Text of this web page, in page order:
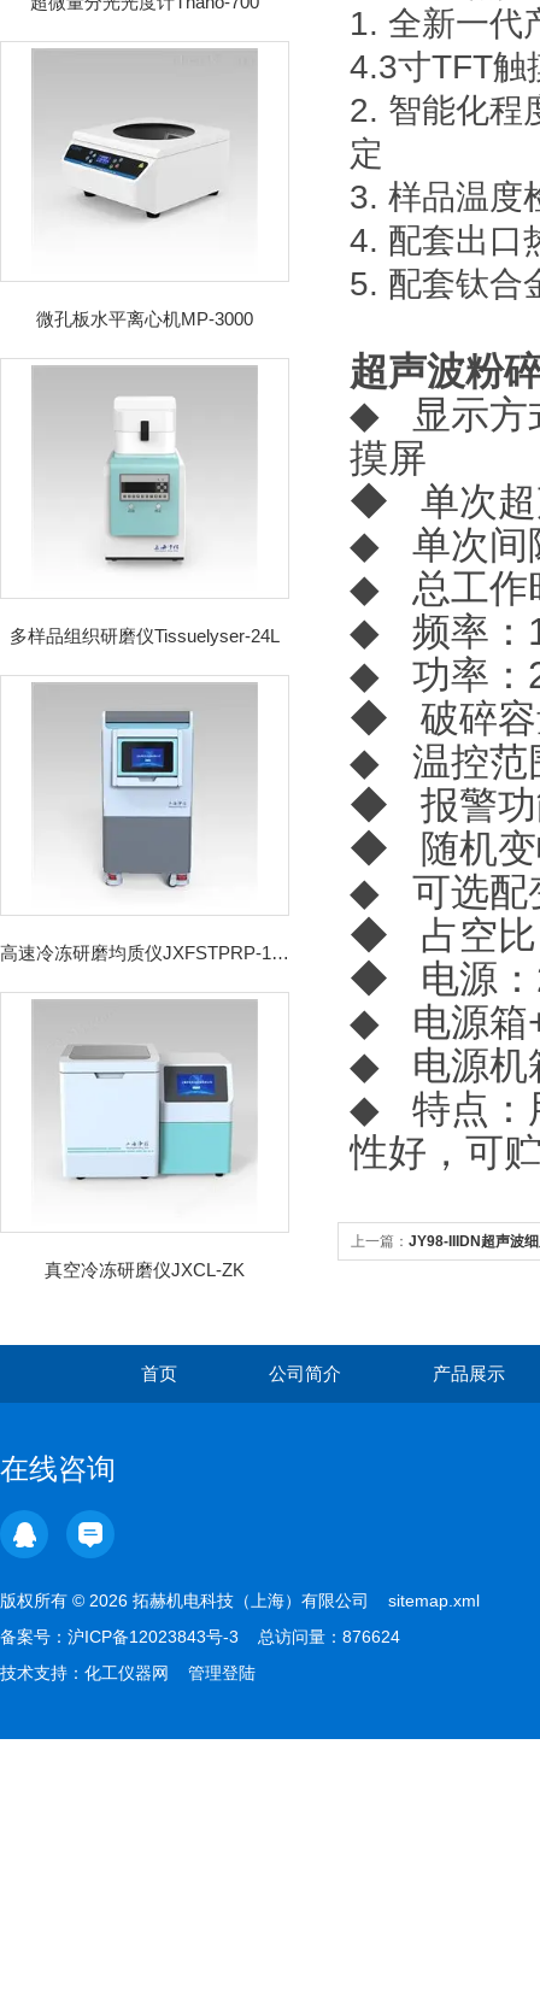
微孔板水平离心机MP-3000
多样品组织研磨仪Tissuelyser-24L
高速冷冻研磨均质仪JXFSTPRP-192CL
真空冷冻研磨仪JXCL-ZK
1. 全新一代
4.3寸TFT触
2. 智能化程
定
3. 样品温度
4. 配套出口
5. 配套钛合
超声波粉
◆
显示
摸屏
◆ 单次
◆ 单次间
◆ 总工作
◆ 频率
◆ 功率
◆ 破碎
◆ 温控范
◆ 报警
◆ 随机
◆ 可选
◆ 占空
◆ 电源
◆ 电源
◆ 电源
◆ 特点：
性好，可
上一篇： JY98-IIIDN超声波
首页 公司简介 产品展示
在线咨询
版权所有 © 2026 拓赫机电科技（上海）有限公司 sitemap.xml
备案号： 沪ICP备12023843号-3 总访问量：876624
技术支持： 化工仪器网 管理登陆